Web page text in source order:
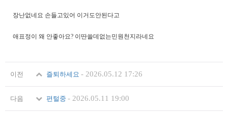
장난없네요 손들고있어 이거도안된다고
애표정이 왜 안좋아요? 이딴쓸데없는민원천지라네요
이전 즐퇴하세요 - 2026.05.12 17:26
다음 편털중 - 2026.05.11 19:00